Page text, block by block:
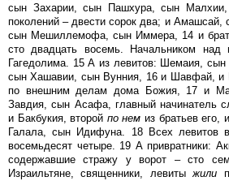
сын Захарии, сын Пашхура, сын
поколений – двести сорок два; и Амашсай,
сын Мешиллемофа, сын Иммера, 14 и
сто двадцать восемь. Начальником
Гагедолима. 15 А из левитов: Шемаия,
сын Хашавии, сын Вунния, 16 и Шавфай, и
по внешним делам дома Божия, 17 и
Завдия, сын Асафа, главный начинатель
и Бакбукия, второй по нем из братьев
Галала, сын Идифуна. 18 Всех левитов
восемьдесят четыре. 19 А привратники:
содержавшие стражу у ворот – сто
Израильтяне, священники, левиты жили